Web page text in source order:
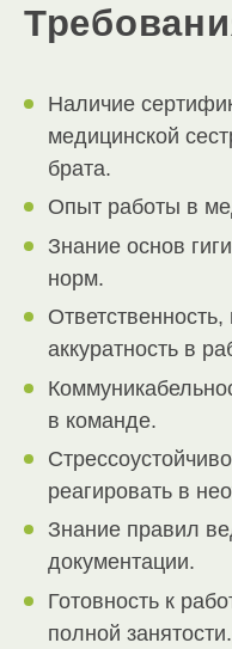
Наличие
медицинской
брата.
Опыт работы в
Знание основ
норм.
аккуратность в
в команде.
реагировать в
Знание правил
документации.
Готовность к
полной занятости.